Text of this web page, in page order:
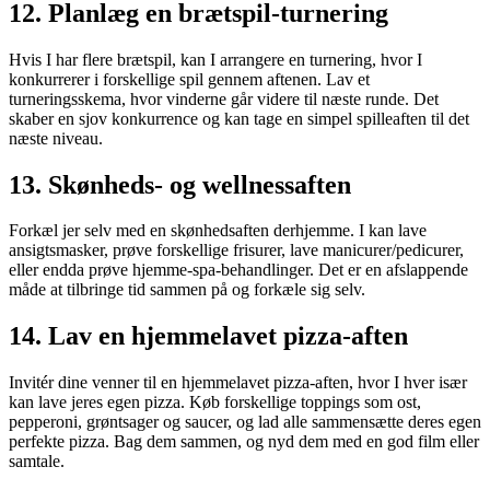
12. Planlæg en brætspil-turnering
Hvis I har flere brætspil, kan I arrangere en turnering, hvor I
konkurrerer i forskellige spil gennem aftenen. Lav et
turneringsskema, hvor vinderne går videre til næste runde. Det
skaber en sjov konkurrence og kan tage en simpel spilleaften til det
næste niveau.
13. Skønheds- og wellnessaften
Forkæl jer selv med en skønhedsaften derhjemme. I kan lave
ansigtsmasker, prøve forskellige frisurer, lave manicurer/pedicurer,
eller endda prøve hjemme-spa-behandlinger. Det er en afslappende
måde at tilbringe tid sammen på og forkæle sig selv.
14. Lav en hjemmelavet pizza-aften
Invitér dine venner til en hjemmelavet pizza-aften, hvor I hver især
kan lave jeres egen pizza. Køb forskellige toppings som ost,
pepperoni, grøntsager og saucer, og lad alle sammensætte deres egen
perfekte pizza. Bag dem sammen, og nyd dem med en god film eller
samtale.